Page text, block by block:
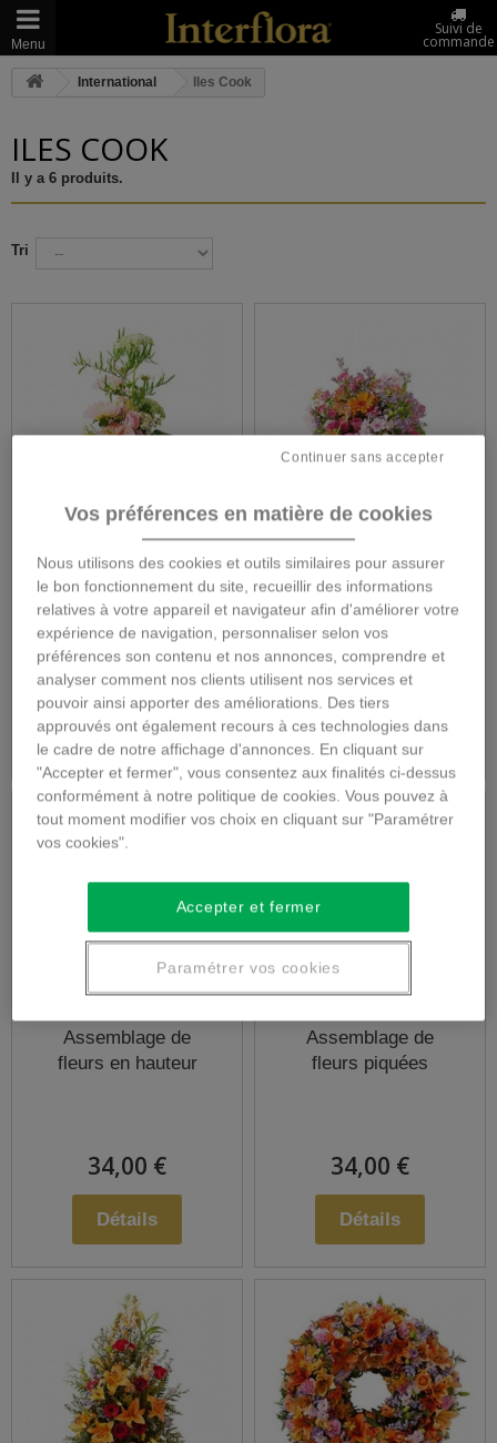
Menu
Suivi de
commande
International Iles Cook
ILES COOK
Il y a 6 produits.
Tri
HAUTEUR
35,00 €
Détails
35,00 €
Détails
Assemblage de
fleurs en hauteur
34,00 €
Détails
Assemblage de
fleurs piquées
34,00 €
Détails
Vos préférences en matière de cookies
Nous utilisons des cookies et outils similaires pour assurer
le bon fonctionnement du site, recueillir des informations
relatives à votre appareil et navigateur afin d'améliorer votre
expérience de navigation, personnaliser selon vos
préférences son contenu et nos annonces, comprendre et
analyser comment nos clients utilisent nos services et
pouvoir ainsi apporter des améliorations. Des tiers
approuvés ont également recours à ces technologies dans
le cadre de notre affichage d'annonces. En cliquant sur
"Accepter et fermer", vous consentez aux finalités ci-dessus
conformément à notre politique de cookies. Vous pouvez à
tout moment modifier vos choix en cliquant sur "Paramétrer
vos cookies".
Continuer sans accepter
Accepter et fermer
Paramétrer vos cookies